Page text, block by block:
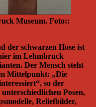
Museum. Foto::
der schwarzen Hose ist
im Lehmbruck
Der Mensch steht
Mittelpunkt: „Die
so der
Posen,
Reliefbilder,